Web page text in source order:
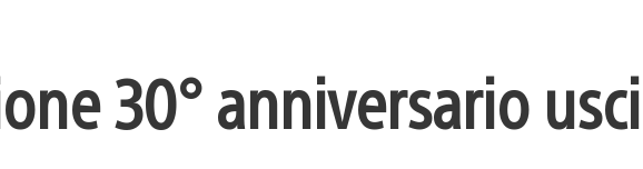
30° anniversario